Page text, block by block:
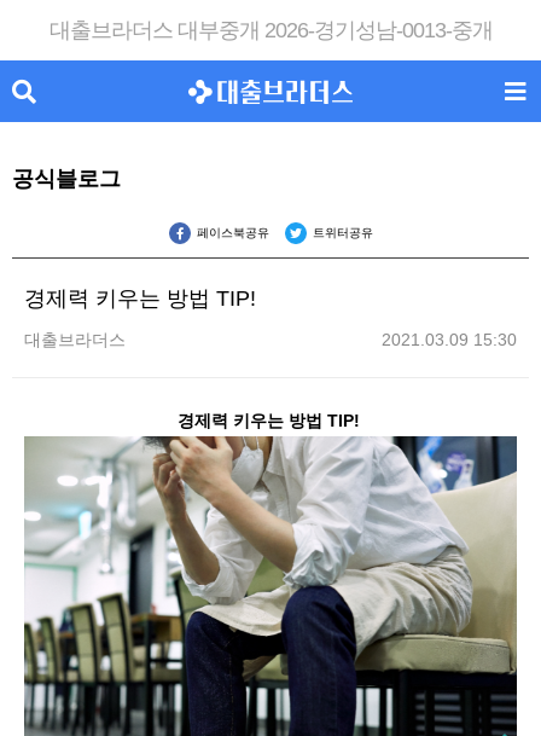
대출브라더스 대부중개 2026-경기성남-0013-중개
공식블로그
페이스북공유 트위터공유
경제력 키우는 방법 TIP!
대출브라더스 2021.03.09 15:30
경제력 키우는 방법 TIP!